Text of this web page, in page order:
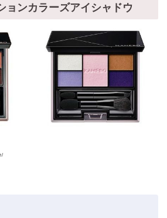
ョンカラーズアイシャドウ